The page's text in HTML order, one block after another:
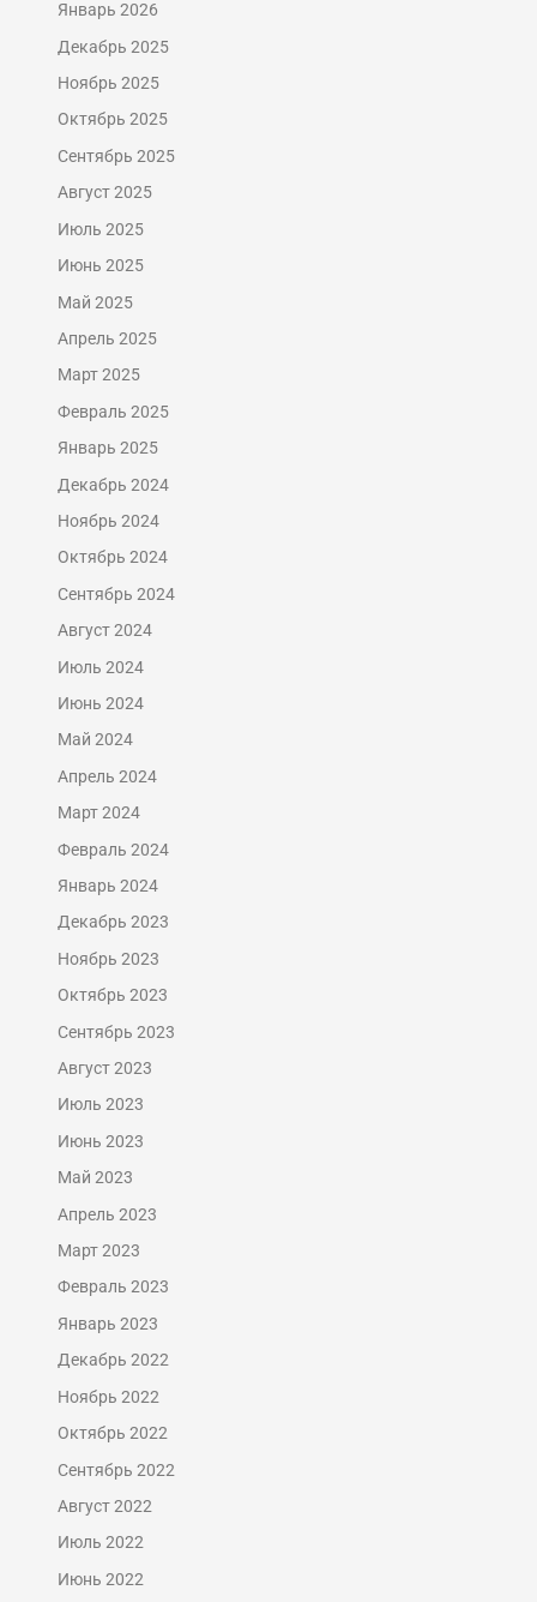
Январь 2026
Декабрь 2025
Ноябрь 2025
Октябрь 2025
Сентябрь 2025
Август 2025
Июль 2025
Июнь 2025
Май 2025
Апрель 2025
Март 2025
Февраль 2025
Январь 2025
Декабрь 2024
Ноябрь 2024
Октябрь 2024
Сентябрь 2024
Август 2024
Июль 2024
Июнь 2024
Май 2024
Апрель 2024
Март 2024
Февраль 2024
Январь 2024
Декабрь 2023
Ноябрь 2023
Октябрь 2023
Сентябрь 2023
Август 2023
Июль 2023
Июнь 2023
Май 2023
Апрель 2023
Март 2023
Февраль 2023
Январь 2023
Декабрь 2022
Ноябрь 2022
Октябрь 2022
Сентябрь 2022
Август 2022
Июль 2022
Июнь 2022